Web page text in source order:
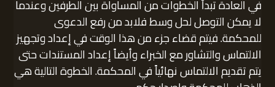
في العادة تبدأ الخطوات من المساواة بين الطرفين وعندما
لا يمكن التوصل لحل وسط فلابد من رفع الدعوى
للمحكمة. فيتم قضاء جزء من هذا الوقت في إعداد وتجهيز
الالتماس والتشاور مع الخبراء وأيضاً إعداد المستندات حتى
يتم تقديم الالتماس نهائياً في المحكمة. الخطوة التالية هي